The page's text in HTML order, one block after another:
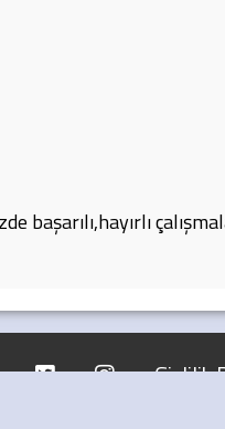
başarılı,hayırlı
Gizlilik